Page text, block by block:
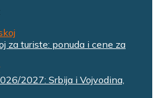
za turiste: ponuda i cene za
2027: Srbija i Vojvodina,